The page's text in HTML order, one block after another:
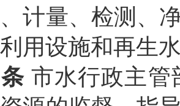
计量、检测、
用设施和再生
市水行政主管